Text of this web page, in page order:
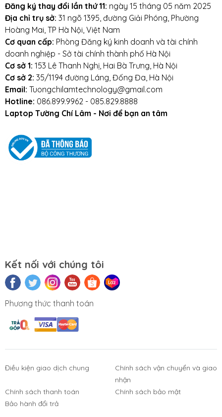
PC
Chuột, Loa, Tai
Đăng ký thay đổi lần thứ 11: ngày 15 tháng 05 năm 2025
Địa chỉ trụ sở: 31 ngõ 1395, đường Giải Phóng, Phường
Hoàng Mai, TP Hà Nội, Việt Nam
Cơ quan cấp: Phòng Đăng ký kinh doanh và tài chính
doanh nghiệp - Sở tài chính thành phố Hà Nội
Cơ sở 1: 153 Lê Thanh Nghị, Hai Bà Trưng, Hà Nội
Cơ sở 2: 35/1194 đường Láng, Đống Đa, Hà Nội
Email: Tuongchilamtechnology@gmail.com
Hotline: 086.899.9962 - 085.829.8888
Laptop Tường Chí Lâm - Nơi để bạn an tâm
Kết nối với chúng tôi
Phương thức thanh toán
Điều kiện giao dịch chung
Chính sách vận chuyển và giao
nhận
Chính sách thanh toán
Chính sách bảo mật
Bảo hành đổi trả